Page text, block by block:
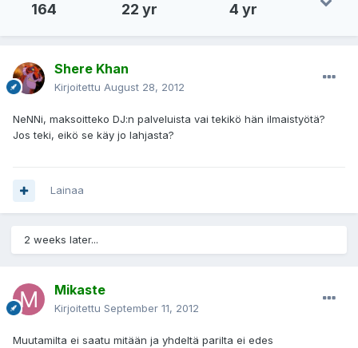
164 22 yr 4 yr
Shere Khan
Kirjoitettu August 28, 2012
NeNNi, maksoitteko DJ:n palveluista vai tekikö hän ilmaistyötä?
Jos teki, eikö se käy jo lahjasta?
Lainaa
2 weeks later...
Mikaste
Kirjoitettu September 11, 2012
Muutamilta ei saatu mitään ja yhdeltä parilta ei edes